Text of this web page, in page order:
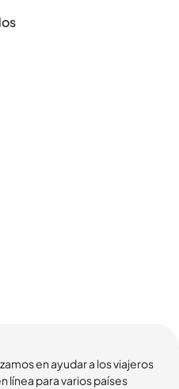
en ayudar a los viajeros
línea para varios países